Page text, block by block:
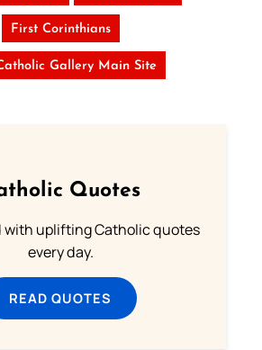
First Corinthians
Gallery Main Site
Quotes
with uplifting Catholic quotes
every day.
READ QUOTES